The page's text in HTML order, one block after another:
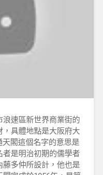
速區新世界商業街的
具體地點是大阪府大
天閣這個名字的意思是
者是明治初期的儒學者
多仲所設計，他也是